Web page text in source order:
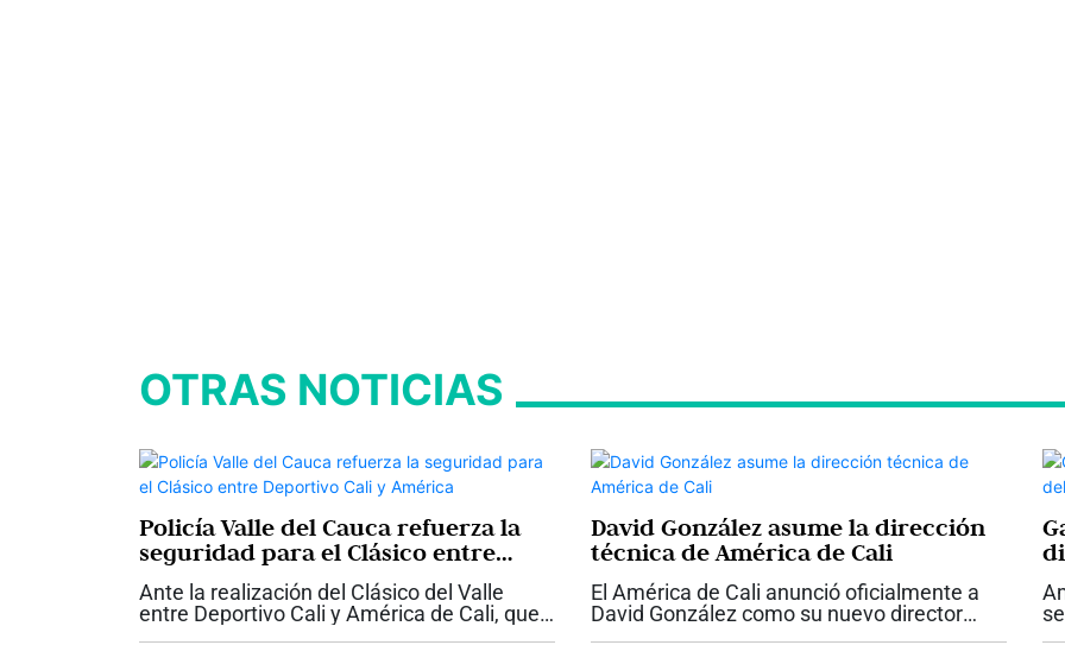
OTRAS NOTICIAS
Policía Valle del Cauca refuerza la
seguridad para el Clásico entre
Deportivo Cali y América
Ante la realización del Clásico del Valle
entre Deportivo Cali y América de Cali, que
se llevará a cabo este sábado, 18 de
David González asume la dirección
técnica de América de Cali
El América de Cali anunció oficialmente a
David González como su nuevo director
técnico. El exarquero llega con contrato